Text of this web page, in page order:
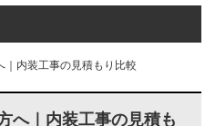
｜内装工事の見積もり比較
へ｜内装工事の見積も